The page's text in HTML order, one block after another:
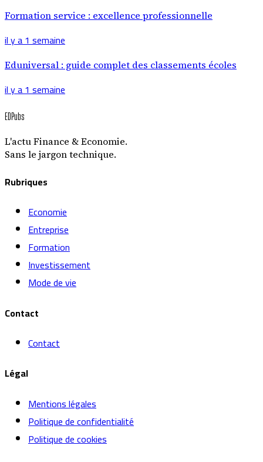
Formation service : excellence professionnelle
il y a 1 semaine
Eduniversal : guide complet des classements écoles
il y a 1 semaine
EDPubs
L'actu Finance & Economie.
Sans le jargon technique.
Rubriques
Economie
Entreprise
Formation
Investissement
Mode de vie
Contact
Contact
Légal
Mentions légales
Politique de confidentialité
Politique de cookies